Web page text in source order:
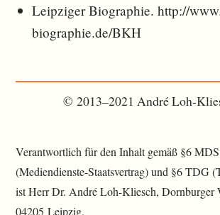
Leipziger Biographie. http://
biographie.de/BKH
© 2013–2021 André Loh-
Verantwortlich für den Inhalt gemäß §6
(Mediendienste-Staatsvertrag) und §6 TDG
ist Herr Dr. André Loh-Kliesch, Dornburger
04205 Leipzig.